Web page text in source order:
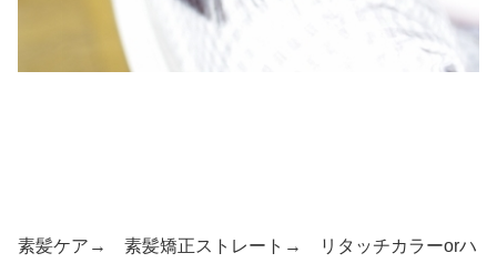
素髪ケア→ 素髪矯正ストレート→ リタッチカラーorハ